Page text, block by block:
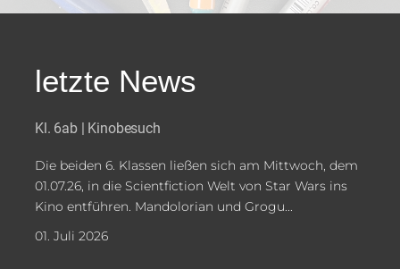
letzte News
Kl. 6ab | Kinobesuch
Die beiden 6. Klassen ließen sich am Mittwoch, dem
01.07.26, in die Scientfiction Welt von Star Wars ins
Kino entführen. Mandolorian und Grogu...
01. Juli 2026